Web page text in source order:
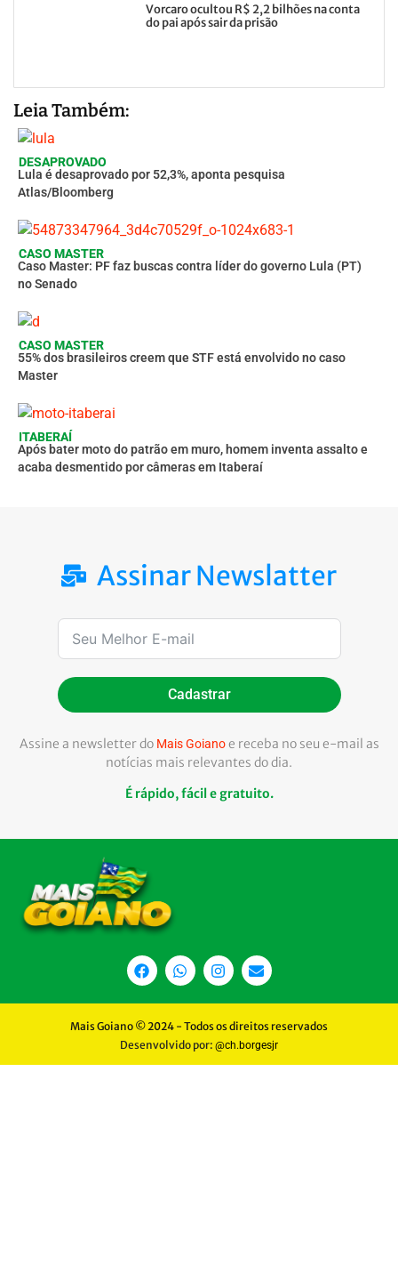
Vorcaro ocultou R$ 2,2 bilhões na conta
do pai após sair da prisão
Leia Também:
DESAPROVADO
Lula é desaprovado por 52,3%, aponta pesquisa
Atlas/Bloomberg
CASO MASTER
Caso Master: PF faz buscas contra líder do governo Lula (PT)
no Senado
CASO MASTER
55% dos brasileiros creem que STF está envolvido no caso
Master
ITABERAÍ
Após bater moto do patrão em muro, homem inventa assalto e
acaba desmentido por câmeras em Itaberaí
Assinar Newslatter
Cadastrar
Assine a newsletter doMais Goianoe receba no seu e-mail as
notícias mais relevantes do dia.
É rápido, fácil e gratuito.
Mais Goiano © 2024 - Todos os direitos reservados
Desenvolvido por: @ch.borgesjr